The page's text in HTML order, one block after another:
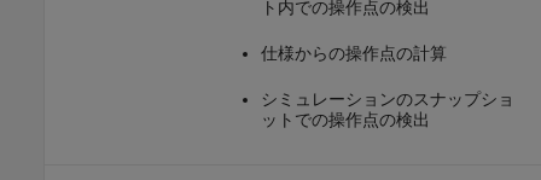
ト内での操作点の検出
仕様からの操作点の計算
シミュレーションのスナップショ
ットでの操作点の検出